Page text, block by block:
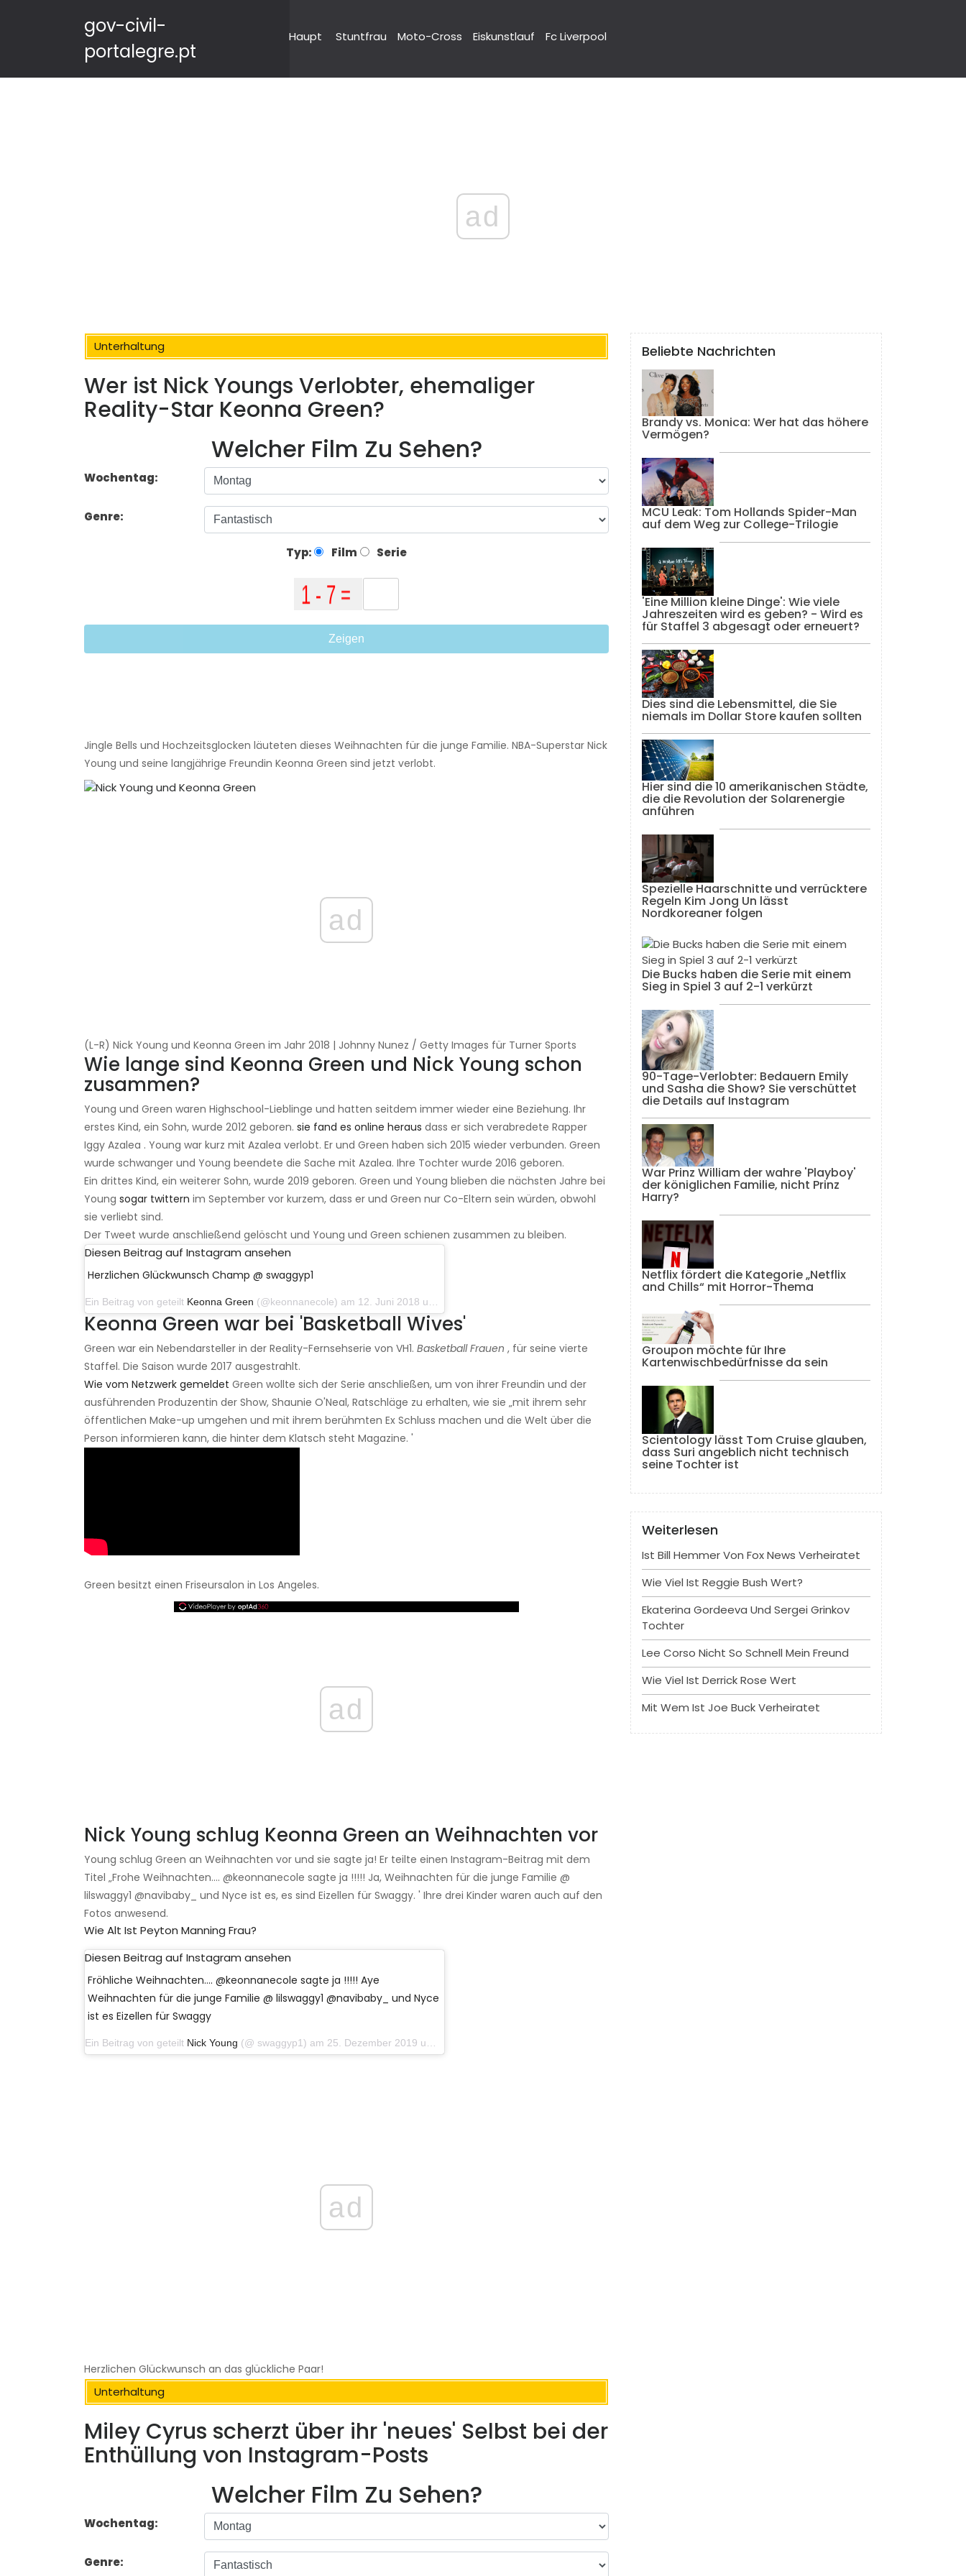
gov-civil-
portalegre.pt
Haupt Stuntfrau Moto-Cross Eiskunstlauf Fc Liverpool
ad
Unterhaltung
Wer ist Nick Youngs Verlobter, ehemaliger
Reality-Star Keonna Green?
Welcher Film Zu Sehen?
Wochentag:
Genre:
Typ: Film Serie
Zeigen
Jingle Bells und Hochzeitsglocken läuteten dieses Weihnachten für die junge Familie. NBA-Superstar Nick
Young und seine langjährige Freundin Keonna Green sind jetzt verlobt.
ad
(L-R) Nick Young und Keonna Green im Jahr 2018 | Johnny Nunez / Getty Images für Turner Sports
Wie lange sind Keonna Green und Nick Young schon
zusammen?
Young und Green waren Highschool-Lieblinge und hatten seitdem immer wieder eine Beziehung. Ihr
erstes Kind, ein Sohn, wurde 2012 geboren. sie fand es online heraus dass er sich verabredete Rapper
Iggy Azalea . Young war kurz mit Azalea verlobt. Er und Green haben sich 2015 wieder verbunden. Green
wurde schwanger und Young beendete die Sache mit Azalea. Ihre Tochter wurde 2016 geboren.
Ein drittes Kind, ein weiterer Sohn, wurde 2019 geboren. Green und Young blieben die nächsten Jahre bei
Young sogar twittern im September vor kurzem, dass er und Green nur Co-Eltern sein würden, obwohl
sie verliebt sind.
Der Tweet wurde anschließend gelöscht und Young und Green schienen zusammen zu bleiben.
Diesen Beitrag auf Instagram ansehen
Herzlichen Glückwunsch Champ @ swaggyp1
Ein Beitrag von geteilt Keonna Green (@keonnanecole) am 12. Juni 2018 um 17:16 Uhr PDT
Keonna Green war bei 'Basketball Wives'
Green war ein Nebendarsteller in der Reality-Fernsehserie von VH1. Basketball Frauen , für seine vierte
Staffel. Die Saison wurde 2017 ausgestrahlt.
Wie vom Netzwerk gemeldet Green wollte sich der Serie anschließen, um von ihrer Freundin und der
ausführenden Produzentin der Show, Shaunie O'Neal, Ratschläge zu erhalten, wie sie „mit ihrem sehr
öffentlichen Make-up umgehen und mit ihrem berühmten Ex Schluss machen und die Welt über die
Person informieren kann, die hinter dem Klatsch steht Magazine. '
Green besitzt einen Friseursalon in Los Angeles.
ad
Nick Young schlug Keonna Green an Weihnachten vor
Young schlug Green an Weihnachten vor und sie sagte ja! Er teilte einen Instagram-Beitrag mit dem
Titel „Frohe Weihnachten…. @keonnanecole sagte ja !!!!! Ja, Weihnachten für die junge Familie @
lilswaggy1 @navibaby_ und Nyce ist es, es sind Eizellen für Swaggy. ' Ihre drei Kinder waren auch auf den
Fotos anwesend.
Wie Alt Ist Peyton Manning Frau?
Diesen Beitrag auf Instagram ansehen
Fröhliche Weihnachten…. @keonnanecole sagte ja !!!!! Aye
Weihnachten für die junge Familie @ lilswaggy1 @navibaby_ und Nyce
ist es Eizellen für Swaggy
Ein Beitrag von geteilt Nick Young (@ swaggyp1) am 25. Dezember 2019 um 9:58 Uhr PST
ad
Herzlichen Glückwunsch an das glückliche Paar!
Unterhaltung
Miley Cyrus scherzt über ihr 'neues' Selbst bei der
Enthüllung von Instagram-Posts
Welcher Film Zu Sehen?
Wochentag:
Genre:
Beliebte Nachrichten
Brandy vs. Monica: Wer hat das höhere
Vermögen?
MCU Leak: Tom Hollands Spider-Man
auf dem Weg zur College-Trilogie
'Eine Million kleine Dinge': Wie viele
Jahreszeiten wird es geben? - Wird es
für Staffel 3 abgesagt oder erneuert?
Dies sind die Lebensmittel, die Sie
niemals im Dollar Store kaufen sollten
Hier sind die 10 amerikanischen Städte,
die die Revolution der Solarenergie
anführen
Spezielle Haarschnitte und verrücktere
Regeln Kim Jong Un lässt
Nordkoreaner folgen
Die Bucks haben die Serie mit einem
Sieg in Spiel 3 auf 2-1 verkürzt
90-Tage-Verlobter: Bedauern Emily
und Sasha die Show? Sie verschüttet
die Details auf Instagram
War Prinz William der wahre 'Playboy'
der königlichen Familie, nicht Prinz
Harry?
Netflix fördert die Kategorie „Netflix
and Chills“ mit Horror-Thema
Groupon möchte für Ihre
Kartenwischbedürfnisse da sein
Scientology lässt Tom Cruise glauben,
dass Suri angeblich nicht technisch
seine Tochter ist
Weiterlesen
Ist Bill Hemmer Von Fox News Verheiratet
Wie Viel Ist Reggie Bush Wert?
Ekaterina Gordeeva Und Sergei Grinkov
Tochter
Lee Corso Nicht So Schnell Mein Freund
Wie Viel Ist Derrick Rose Wert
Mit Wem Ist Joe Buck Verheiratet